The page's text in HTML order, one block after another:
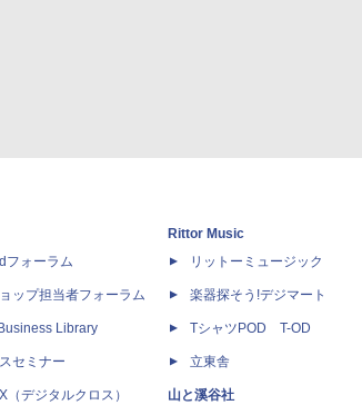
フォーラム
ップ担当者フォーラム
Library
セミナー
（デジタルクロス）
Rittor Music
リットーミュージック
楽器探そう!デジマート
TシャツPOD T-OD
立東舎
山と溪谷社